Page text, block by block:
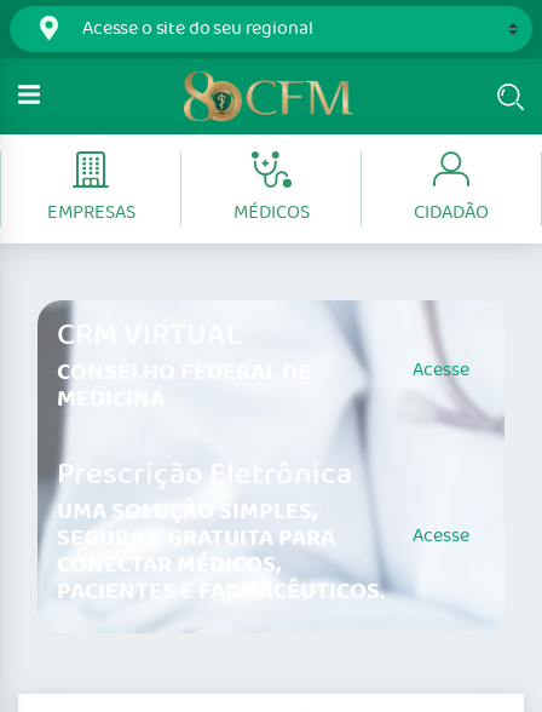
EMPRESAS MÉDICOS CIDADÃO
CRM VIRTUAL
CONSELHO FEDERAL DE
MEDICINA
Acesse
Prescrição Eletrônica
UMA SOLUÇÃO SIMPLES,
SEGURA E GRATUITA PARA
CONECTAR MÉDICOS,
PACIENTES E FARMACÊUTICOS.
Acesse